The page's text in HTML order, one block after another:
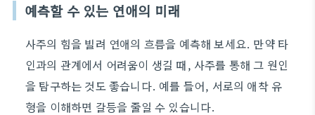
예측할 수 있는 연애의 미래
사주의 힘을 빌려 연애의 흐름을 예측해 보세요. 만약 타
인과의 관계에서 어려움이 생길 때, 사주를 통해 그 원인
을 탐구하는 것도 좋습니다. 예를 들어, 서로의 애착 유
형을 이해하면 갈등을 줄일 수 있습니다.